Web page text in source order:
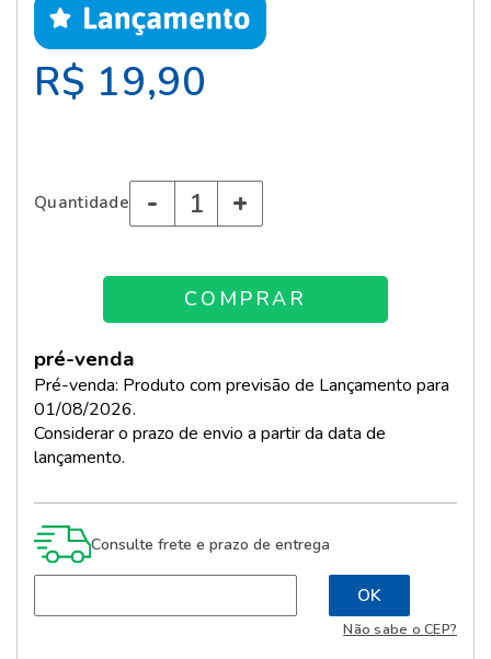
R$ 19,90
Quantidade - +
pré-venda
Pré-venda: Produto com previsão de Lançamento para
01/08/2026.
Considerar o prazo de envio a partir da data de
lançamento.
Consulte frete e prazo de entrega
Não sabe o CEP?